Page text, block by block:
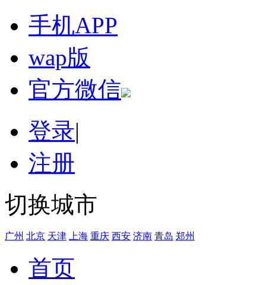
手机APP
wap版
官方微信
登录|
注册
切换城市
广州 北京 天津 上海 重庆 西安 济南 青岛 郑州
首页